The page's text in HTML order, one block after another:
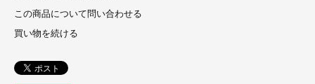
この商品について問い合わせる
買い物を続ける